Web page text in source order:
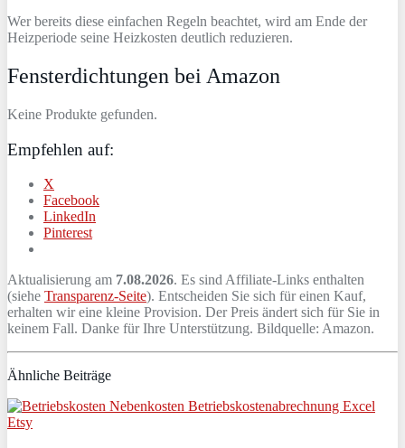
Wer bereits diese einfachen Regeln beachtet, wird am Ende der
Heizperiode seine Heizkosten deutlich reduzieren.
Fensterdichtungen bei Amazon
Keine Produkte gefunden.
Empfehlen auf:
X
Facebook
LinkedIn
Pinterest
Aktualisierung am 7.08.2026. Es sind Affiliate-Links enthalten
(siehe Transparenz-Seite). Entscheiden Sie sich für einen Kauf,
erhalten wir eine kleine Provision. Der Preis ändert sich für Sie in
keinem Fall. Danke für Ihre Unterstützung. Bildquelle: Amazon.
Ähnliche Beiträge